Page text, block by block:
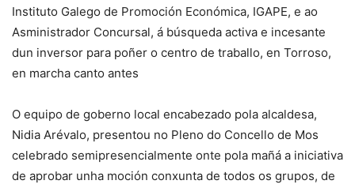
Instituto Galego de Promoción Económica, IGAPE, e ao
Asministrador Concursal, á búsqueda activa e incesante
dun inversor para poñer o centro de traballo, en Torroso,
en marcha canto antes
O equipo de goberno local encabezado pola alcaldesa,
Nidia Arévalo, presentou no Pleno do Concello de Mos
celebrado semipresencialmente onte pola mañá a iniciativa
de aprobar unha moción conxunta de todos os grupos, de